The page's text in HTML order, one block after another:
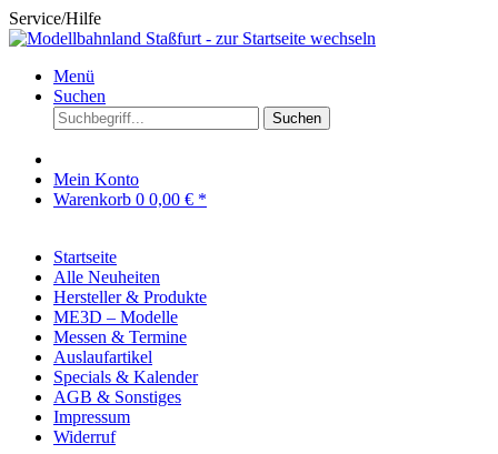
Service/Hilfe
Menü
Suchen
Suchen
Mein Konto
Warenkorb 0 0,00 € *
Startseite
Alle Neuheiten
Hersteller & Produkte
ME3D – Modelle
Messen & Termine
Auslaufartikel
Specials & Kalender
AGB & Sonstiges
Impressum
Widerruf